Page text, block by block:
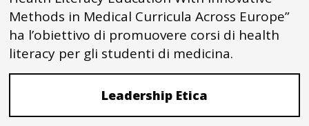
Methods in Medical Curricula Across Europe”
ha l’obiettivo di promuovere corsi di health
literacy per gli studenti di medicina.
Leadership Etica